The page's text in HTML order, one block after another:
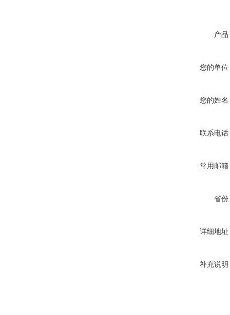
产品
您的单位
您的姓名
联系电话
常用邮箱
省份
详细地址
补充说明